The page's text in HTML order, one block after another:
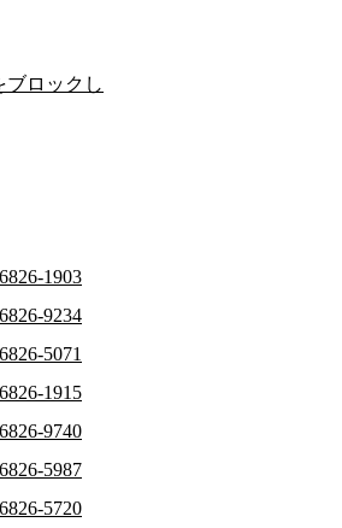
ロックし
1903
9234
5071
1915
9740
5987
5720